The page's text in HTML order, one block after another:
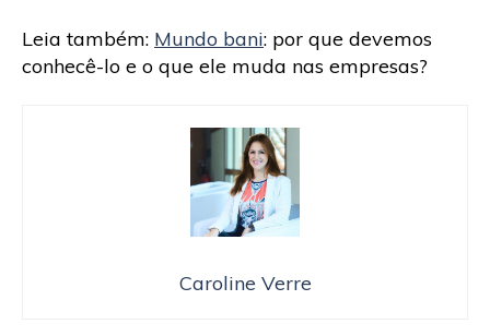
Leia também: Mundo bani: por que devemos
conhecê-lo e o que ele muda nas empresas?
Caroline Verre